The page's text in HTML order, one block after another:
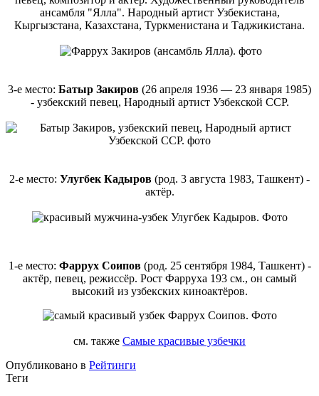
ансамбля "Ялла". Народный артист Узбекистана,
Кыргызстана, Казахстана, Туркменистана и Таджикистана.
3-е место: Батыр Закиров (26 апреля 1936 — 23 января 1985)
- узбекский певец, Народный артист Узбекской ССР.
2-е место: Улугбек Кадыров (род. 3 августа 1983, Ташкент) -
актёр.
1-е место: Фаррух Соипов(род. 25 сентября 1984, Ташкент) -
актёр, певец, режиссёр. Рост Фарруха 193 см., он самый
высокий из узбекских киноактёров.
см. также Самые красивые узбечки
Опубликовано в Рейтинги
Теги